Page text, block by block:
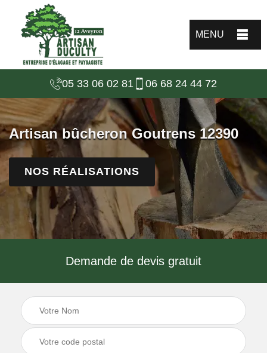
MENU
05 33 06 02 81 06 68 24 44 72
Artisan bûcheron Goutrens 12390
NOS RÉALISATIONS
Demande de devis gratuit